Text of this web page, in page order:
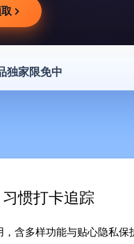
独家限免中
惯打卡追踪
，含多样功能与贴心隐私保